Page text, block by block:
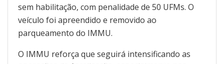
sem habilitação, com penalidade de 50 UFMs. O
veículo foi apreendido e removido ao
parqueamento do IMMU.
O IMMU reforça que seguirá intensificando as